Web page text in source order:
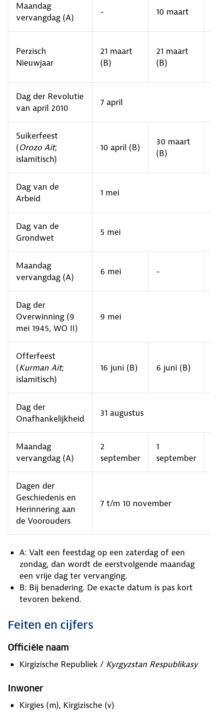
Maandag
vervangdag (A)
- 10 maart
Perzisch
Nieuwjaar
21 maart
(B)
21 maart
(B)
Dag der Revolutie
van april 2010
7 april
Suikerfeest
(Orozo Ait;
islamitisch)
10 april (B)
30 maart
(B)
Dag van de
Arbeid
1 mei
Dag van de
Grondwet
5 mei
Maandag
vervangdag (A)
6 mei -
Dag der
Overwinning (9
mei 1945, WO II)
9 mei
Offerfeest
(Kurman Ait;
islamitisch)
16 juni (B) 6 juni (B)
Dag der
Onafhankelijkheid
31 augustus
Maandag
vervangdag (A)
2
september
1
september
Dagen der
Geschiedenis en
Herinnering aan
de Voorouders
7 t/m 10 november
A: Valt een feestdag op een zaterdag of een
zondag, dan wordt de eerstvolgende maandag
een vrije dag ter vervanging.
B: Bij benadering. De exacte datum is pas kort
tevoren bekend.
Feiten en cijfers
Officiële naam
Kirgizische Republiek / Kyrgyzstan Respublikasy
Inwoner
Kirgies (m), Kirgizische (v)